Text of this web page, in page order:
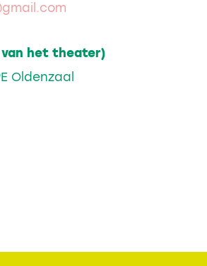
van het theater)
Oldenzaal